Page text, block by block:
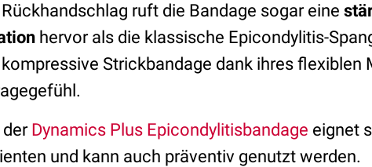
ruft die Bandage sogar eine
hervor als die klassische Epicondylitis-
Strickbandage dank ihres flexiblen
der Dynamics Plus Epicondylitisbandage eignet
und kann auch präventiv genutzt werden.